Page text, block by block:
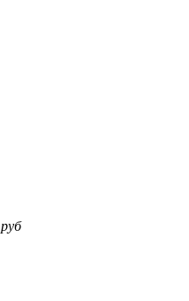
руб